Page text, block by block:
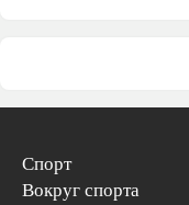
Спорт
Вокруг спорта